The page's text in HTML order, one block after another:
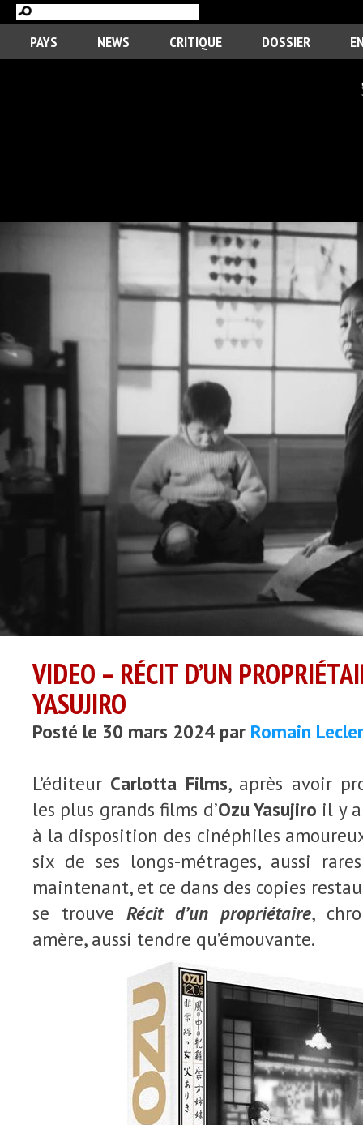
PAYS NEWS CRITIQUE DOSSIER
VIDEO – RÉCIT D’UN
YASUJIRO
Posté le 30 mars 2024 par Romain
L’éditeur Carlotta Films, après avoir
les plus grands films d’Ozu Yasujiro il y
à la disposition des cinéphiles
six de ses longs-métrages, aussi
maintenant, et ce dans des copies
se trouve Récit d’un propriétaire,
amère, aussi tendre qu’émouvante.